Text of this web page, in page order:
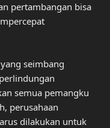
pertambangan bisa
seimbang
semua pemangku
perusahaan
dilakukan untuk